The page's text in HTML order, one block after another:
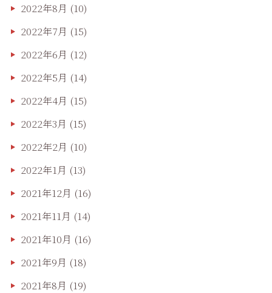
2022年8月 (10)
2022年7月 (15)
2022年6月 (12)
2022年5月 (14)
2022年4月 (15)
2022年3月 (15)
2022年2月 (10)
2022年1月 (13)
2021年12月 (16)
2021年11月 (14)
2021年10月 (16)
2021年9月 (18)
2021年8月 (19)